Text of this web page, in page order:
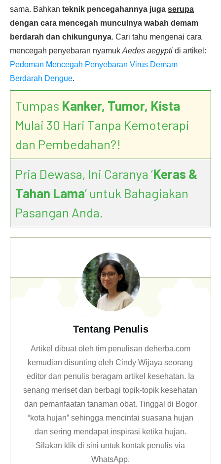
sama. Bahkan teknik pencegahannya juga serupa
dengan cara mencegah munculnya wabah demam
berdarah dan chikungunya. Cari tahu mengenai cara
mencegah penyebaran nyamuk Aedes aegypti di artikel:
Pedoman Mencegah Penyebaran Virus Demam
Berdarah Dengue.
Tumpas Kanker, Tumor, Kista
Mulai 30 Hari Tanpa Kemoterapi
dan Pembedahan?!
Pria Dewasa, Ini Caranya ‘Keras &
Tahan Lama’ untuk Bahagiakan
Pasangan Anda.
Tentang Penulis
Artikel dibuat oleh tim penulisan deherba.com
kemudian disunting oleh Cindy Wijaya seorang
editor dan penulis beragam artikel kesehatan. Ia
senang meriset dan berbagi topik-topik kesehatan
dan pemanfaatan tanaman obat. Tinggal di Bogor
“kota hujan” sehingga mencintai suasana hujan
dan sering mendapat inspirasi ketika hujan.
Silakan klikdi sini untuk kontak penulis via
WhatsApp.